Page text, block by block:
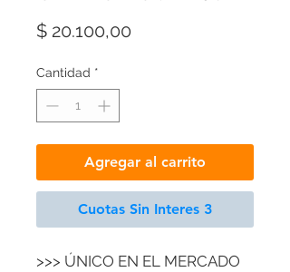
$ 20.100,00
Cantidad *
Agregar al carrito
Cuotas Sin Interes 3
>>> ÚNICO EN EL MERCADO